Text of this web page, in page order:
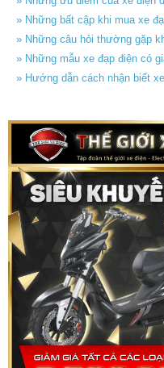
» Những bất cập khi mua xe
» Những câu hỏi thường gặp
» Những mẫu xe đạp điện có
» Hướng dẫn cách nhận biết